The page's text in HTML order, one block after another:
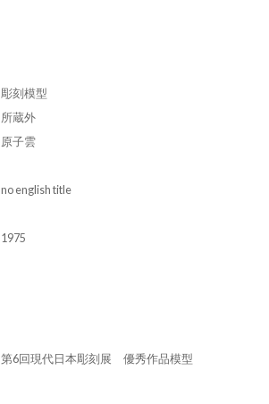
彫刻模型
所蔵外
原子雲
no english title
1975
第6回現代日本彫刻展 優秀作品模型